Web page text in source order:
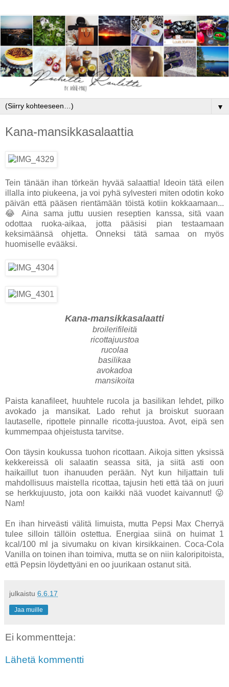
▼
Kana-mansikkasalaattia
Tein tänään ihan törkeän hyvää salaattia! Ideoin tätä eilen
illalla into piukeena, ja voi pyhä sylvesteri miten odotin koko
päivän että pääsen rientämään töistä kotiin kokkaamaan...
😂 Aina sama juttu uusien reseptien kanssa, sitä vaan
odottaa ruoka-aikaa, jotta pääsisi pian testaamaan
keksimäänsä ohjetta. Onneksi tätä samaa on myös
huomiselle evääksi.
Kana-mansikkasalaatti
broilerifileitä
ricottajuustoa
rucolaa
basilikaa
avokadoa
mansikoita
Paista kanafileet, huuhtele rucola ja basilikan lehdet, pilko
avokado ja mansikat. Lado rehut ja broiskut suoraan
lautaselle, ripottele pinnalle ricotta-juustoa. Avot, eipä sen
kummempaa ohjeistusta tarvitse.
Oon täysin koukussa tuohon ricottaan. Aikoja sitten yksissä
kekkereissä oli salaatin seassa sitä, ja siitä asti oon
haikaillut tuon ihanuuden perään. Nyt kun hiljattain tuli
mahdollisuus maistella ricottaa, tajusin heti että tää on juuri
se herkkujuusto, jota oon kaikki nää vuodet kaivannut! 😛
Nam!
En ihan hirveästi välitä limuista, mutta Pepsi Max Cherryä
tulee silloin tällöin ostettua. Energiaa siinä on huimat 1
kcal/100 ml ja sivumaku on kivan kirsikkainen. Coca-Cola
Vanilla on toinen ihan toimiva, mutta se on niin kaloripitoista,
että Pepsin löydettyäni en oo juurikaan ostanut sitä.
julkaistu 6.6.17
Jaa muille
Ei kommentteja:
Lähetä kommentti